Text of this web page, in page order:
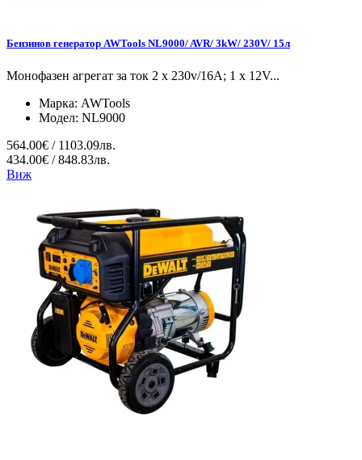
Бензинов генератор AWTools NL9000/ AVR/ 3kW/ 230V/ 15л
Монофазен агрегат за ток 2 x 230v/16A; 1 x 12V...
Марка: AWTools
Модел: NL9000
564.00€ / 1103.09лв.
434.00€ / 848.83лв.
Виж